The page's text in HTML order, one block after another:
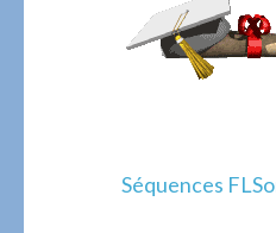
Séquences